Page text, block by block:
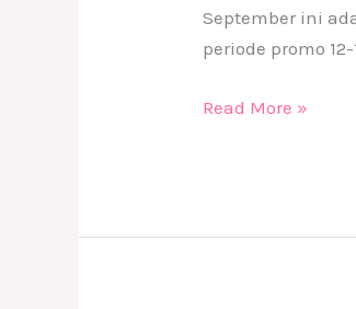
September ini
periode promo
Read More »